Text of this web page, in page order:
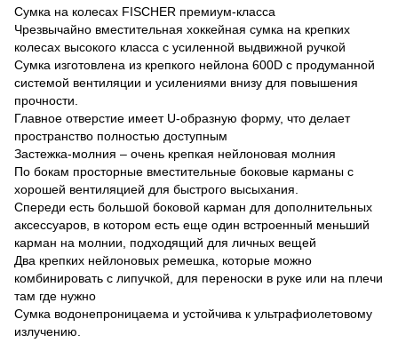
Сумка на колесах FISCHER премиум-класса
Чрезвычайно вместительная хоккейная сумка на крепких
колесах высокого класса с усиленной выдвижной ручкой
Сумка изготовлена ​​из крепкого нейлона 600D с продуманной
системой вентиляции и усилениями внизу для повышения
прочности.
Главное отверстие имеет U-образную форму, что делает
пространство полностью доступным
Застежка-молния – очень крепкая нейлоновая молния
По бокам просторные вместительные боковые карманы с
хорошей вентиляцией для быстрого высыхания.
Спереди есть большой боковой карман для дополнительных
аксессуаров, в котором есть еще один встроенный меньший
карман на молнии, подходящий для личных вещей
Два крепких нейлоновых ремешка, которые можно
комбинировать с липучкой, для переноски в руке или на плечи
там где нужно
Сумка водонепроницаема и устойчива к ультрафиолетовому
излучению.